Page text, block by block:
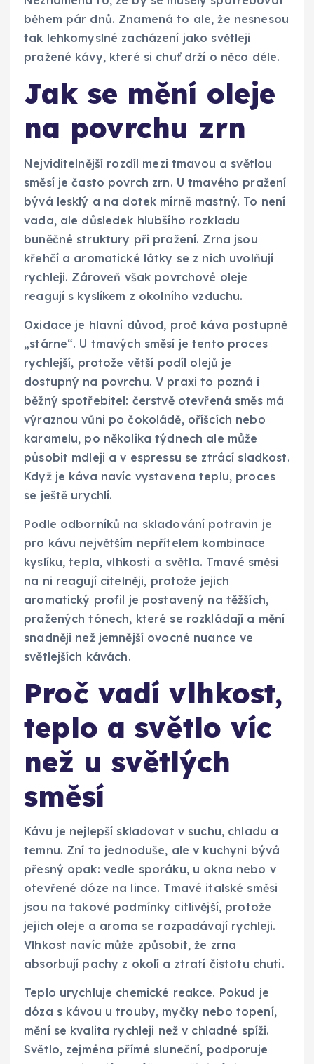
během pár dnů. Znamená to ale, že nesnesou
tak lehkomyslné zacházení jako světleji
pražené kávy, které si chuť drží o něco déle.
Jak se mění oleje
na povrchu zrn
Nejviditelnější rozdíl mezi tmavou a světlou
směsí je často povrch zrn. U tmavého pražení
bývá lesklý a na dotek mírně mastný. To není
vada, ale důsledek hlubšího rozkladu
buněčné struktury při pražení. Zrna jsou
křehčí a aromatické látky se z nich uvolňují
rychleji. Zároveň však povrchové oleje
reagují s kyslíkem z okolního vzduchu.
Oxidace je hlavní důvod, proč káva postupně
„stárne“. U tmavých směsí je tento proces
rychlejší, protože větší podíl olejů je
dostupný na povrchu. V praxi to pozná i
běžný spotřebitel: čerstvě otevřená směs má
výraznou vůni po čokoládě, oříšcích nebo
karamelu, po několika týdnech ale může
působit mdleji a v espressu se ztrácí sladkost.
Když je káva navíc vystavena teplu, proces
se ještě urychlí.
Podle odborníků na skladování potravin je
pro kávu největším nepřítelem kombinace
kyslíku, tepla, vlhkosti a světla. Tmavé směsi
na ni reagují citelněji, protože jejich
aromatický profil je postavený na těžších,
pražených tónech, které se rozkládají a mění
snadněji než jemnější ovocné nuance ve
světlejších kávách.
Proč vadí vlhkost,
teplo a světlo víc
než u světlých
směsí
Kávu je nejlepší skladovat v suchu, chladu a
temnu. Zní to jednoduše, ale v kuchyni bývá
přesný opak: vedle sporáku, u okna nebo v
otevřené dóze na lince. Tmavé italské směsi
jsou na takové podmínky citlivější, protože
jejich oleje a aroma se rozpadávají rychleji.
Vlhkost navíc může způsobit, že zrna
absorbují pachy z okolí a ztratí čistotu chuti.
Teplo urychluje chemické reakce. Pokud je
dóza s kávou u trouby, myčky nebo topení,
mění se kvalita rychleji než v chladné spíži.
Světlo, zejména přímé sluneční, podporuje